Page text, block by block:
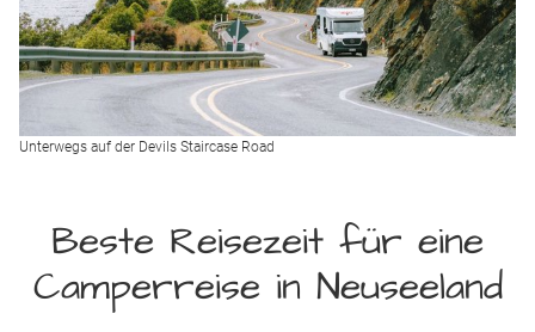
Unterwegs auf der Devils Staircase Road
Beste Reisezeit für eine
Camperreise in Neuseeland